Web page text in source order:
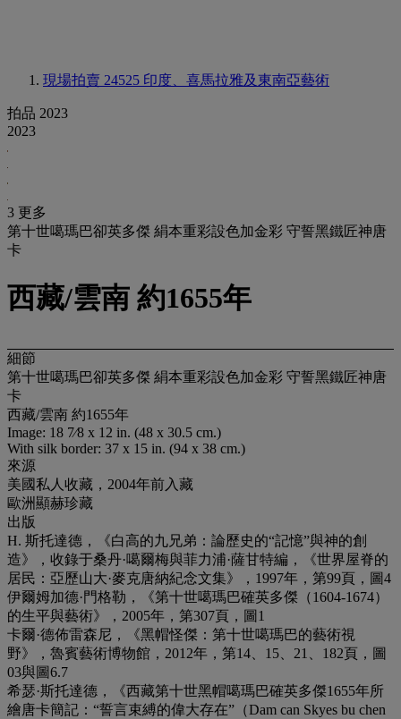
現場拍賣 24525 印度、喜馬拉雅及東南亞藝術
拍品 2023
2023
3 更多
第十世噶瑪巴卻英多傑 絹本重彩設色加金彩 守誓黑鐵匠神唐
卡
西藏/雲南 約1655年
細節
第十世噶瑪巴卻英多傑 絹本重彩設色加金彩 守誓黑鐵匠神唐
卡
西藏/雲南 約1655年
Image: 18 7⁄8 x 12 in. (48 x 30.5 cm.)
With silk border: 37 x 15 in. (94 x 38 cm.)
來源
美國私人收藏，2004年前入藏
歐洲顯赫珍藏
出版
H. 斯托達德，《白高的九兄弟：論歷史的“記憶”與神的創
造》，收錄于桑丹·噶爾梅與菲力浦·薩甘特編，《世界屋脊的
居民：亞歷山大·麥克唐納紀念文集》，1997年，第99頁，圖4
伊爾姆加德·門格勒，《第十世噶瑪巴確英多傑（1604-1674）
的生平與藝術》，2005年，第307頁，圖1
卡爾·德佈雷森尼，《黑帽怪傑：第十世噶瑪巴的藝術視
野》，魯賓藝術博物館，2012年，第14、15、21、182頁，圖
03與圖6.7
希瑟·斯托達德，《西藏第十世黑帽噶瑪巴確英多傑1655年所
繪唐卡簡記：“誓言束縛的偉大存在”（Dam can Skyes bu chen